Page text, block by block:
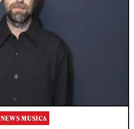
NEWS MUSICA